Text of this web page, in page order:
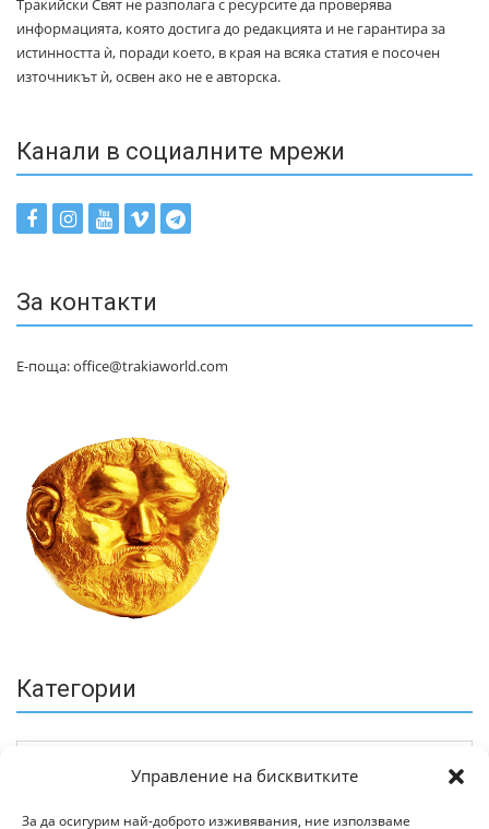
Управление на бисквитките
За да осигурим най-доброто изживявания, ние използваме
Тракийски Свят не разполага с ресурсите да проверява
информацията, която достига до редакцията и не гарантира за
истинността ѝ, поради което, в края на всяка статия е посочен
източникът ѝ, освен ако не е авторска.
Канали в социалните мрежи
За контакти
Е-поща: office@trakiaworld.com
Категории